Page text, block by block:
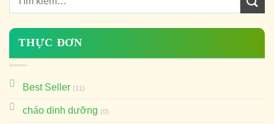
THỰC ĐƠN
Best Seller (11)
cháo dinh dưỡng (0)